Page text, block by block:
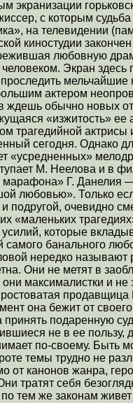
экранизации
с которым
на телевидении
киностудии
любовную
Экран здесь
актером
ждешь обычно новых
«изжитость» ее
трагедийной актрисы
сегодня. Однако
«усредненных»
М. Неелова и в
марафона» Г. Данелия
любовью». Только
подругой, очевидно
«маленьких
усилий, которые
самого банального
нередко
Они не метят в
они максималистки и
она бежит от
принять подаренную
не в ее пользу,
по-своему. Быть
темы трудно не
от канонов жанра,
тратят себя
тем же законам